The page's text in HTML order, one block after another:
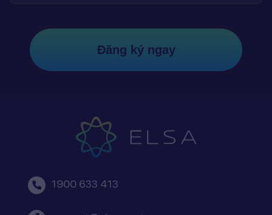
Đăng ký ngay
1900 633 413